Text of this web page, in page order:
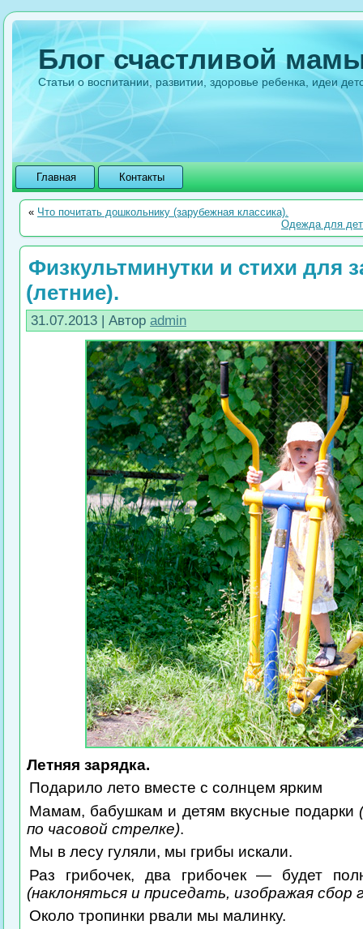
Блог счастливой
Статьи о воспитании, развитии, здоровье ребенка, идеи
Главная Контакты
« Что почитать дошкольнику (зарубежная классика).
Одежда для
Физкультминутки и стихи для
(летние).
31.07.2013 | Автор admin
Летняя зарядка.
Подарило лето вместе с солнцем ярким
Мамам, бабушкам и детям вкусные подарки
по часовой стрелке).
Мы в лесу гуляли, мы грибы искали.
Раз грибочек, два грибочек — будет
(наклоняться и приседать, изображая сбор
Около тропинки рвали мы малинку.